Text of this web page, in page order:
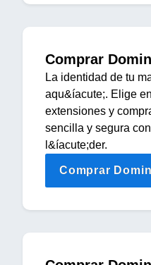
Comprar
La identidad de tu
aqu&íacute;. Elige
extensiones y
sencilla y segura
l&íacute;der.
Comprar